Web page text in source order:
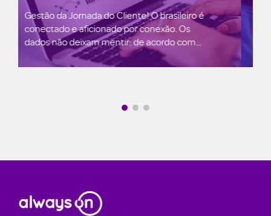
O futuro do varejo é hiperpersonalizado. Mas o
que é isso exatamente? – Parte 1 Há um ritual
que repito...